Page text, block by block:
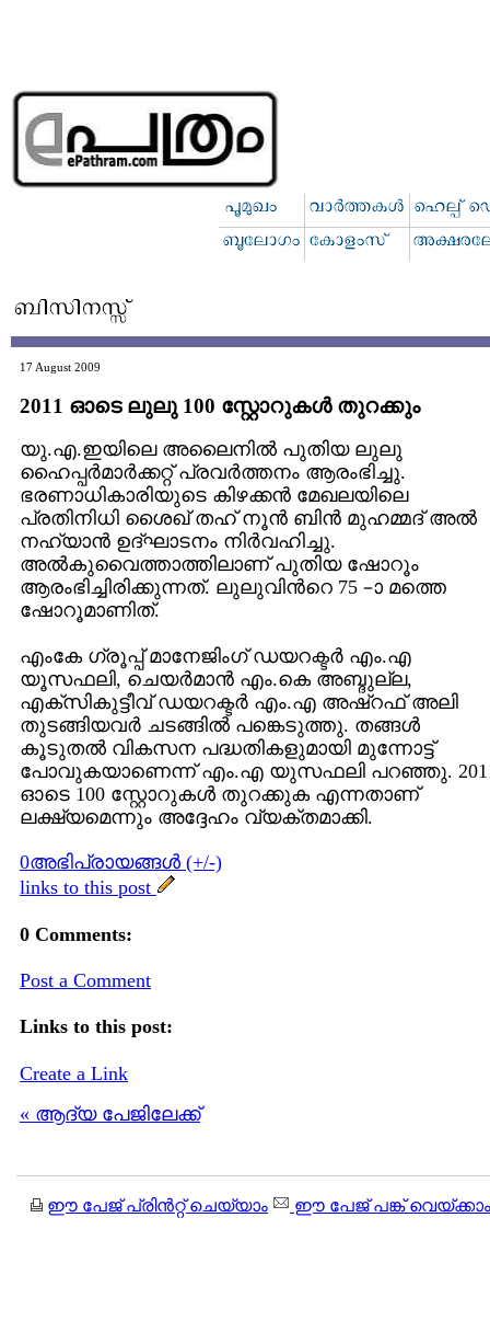
17 August 2009
2011 ഓടെ ലുലു 100 സ്റ്റോറുകള്‍ തുറക്കും
യു.എ.ഇയിലെ അലൈനില്‍ പുതിയ ലുലു
ഹൈപ്പര്‍മാര്‍ക്കറ്റ് പ്രവര്‍ത്തനം ആരംഭിച്ചു.
ഭരണാധികാരിയുടെ കിഴക്കന്‍ മേഖലയിലെ
പ്രതിനിധി ശൈഖ് തഹ് നൂന്‍ ബിന്‍ മുഹമ്മദ് അല്‍
നഹ്യാന്‍ ഉദ്ഘാടനം നിര്‍വഹിച്ചു.
അല്‍കുവൈത്താത്തിലാണ് പുതിയ ഷോറൂം
ആരംഭിച്ചിരിക്കുന്നത്. ലുലുവിന്‍റെ 75 –ാ മത്തെ
ഷോറൂമാണിത്.
എംകേ ഗ്രൂപ്പ് മാനേജിംഗ് ഡയറക്ടര്‍ എം.എ
യൂസഫലി, ചെയര്‍മാന്‍ എം.കെ അബ്ദുല്ല,
എക്സികുട്ടീവ് ഡയറക്ടര്‍ എം.എ അഷ്റഫ് അലി
തുടങ്ങിയവര്‍ ചടങ്ങില്‍ പങ്കെടുത്തു. തങ്ങള്‍
കൂടുതല്‍ വികസന പദ്ധതികളുമായി മുന്നോട്ട്
പോവുകയാണെന്ന് എം.എ യുസഫലി പറഞ്ഞു.
ഓടെ 100 സ്റ്റോറുകള്‍ തുറക്കുക എന്നതാണ്
ലക്ഷ്യമെന്നും അദ്ദേഹം വ്യക്തമാക്കി.
0അഭിപ്രായങ്ങള്‍ (+/-)
links to this post
0 Comments:
Post a Comment
Links to this post:
Create a Link
« ആദ്യ പേജിലേക്ക്
ഈ പേജ് പ്രിന്‍റ്റ് ചെയ്യാം ഈ പേജ് പങ്ക് വെയ്ക്കാം